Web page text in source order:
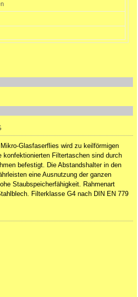
Glasfaserflies wird zu keilförmigen
konfektionierten Filtertaschen sind durch
befestigt. Die Abstandshalter in den
eine Ausnutzung der ganzen
Staubspeicherfähigkeit. Rahmenart
Filterklasse G4 nach DIN EN 779